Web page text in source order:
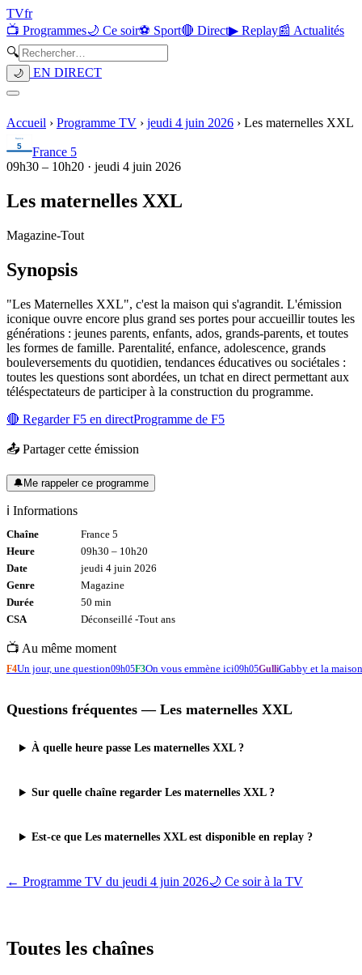
TVfr
📺 Programmes🌙 Ce soir⚽ Sport🔴 Direct▶ Replay📰 Actualités
🔍
🌙 EN DIRECT
Accueil › Programme TV › jeudi 4 juin 2026 › Les maternelles XXL
France 5
09h30 – 10h20 · jeudi 4 juin 2026
Les maternelles XXL
Magazine-Tout
Synopsis
"Les Maternelles XXL", c'est la maison qui s'agrandit. L'émission
iconique ouvre encore plus grand ses portes pour accueillir toutes les
générations : jeunes parents, enfants, ados, grands-parents, et toutes
les formes de famille. Parentalité, enfance, adolescence, grands
bouleversements du quotidien, tendances éducatives ou sociétales :
toutes les questions sont abordées, un tchat en direct permettant aux
téléspectateurs de participer à la construction du programme.
🔴 RegarderF5 en directProgramme de F5
📤 Partager cette émission
🔔Me rappeler ce programme
ℹ️ Informations
Chaîne
France 5
Heure
09h30 – 10h20
Date
jeudi 4 juin 2026
Genre
Magazine
Durée
50 min
CSA
Déconseillé -Tout ans
📺 Au même moment
F4Un jour, une question09h05F3On vous emmène ici09h05GulliGabby et la
Questions fréquentes — Les maternelles XXL
À quelle heure passe Les maternelles XXL ?
Sur quelle chaîne regarder Les maternelles XXL ?
Est-ce que Les maternelles XXL est disponible en replay ?
← Programme TV du jeudi 4 juin 2026🌙 Ce soir à la TV
Toutes les chaînes